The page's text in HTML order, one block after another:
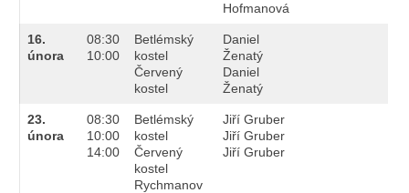
Hofmanová
16.
února
08:30
10:00
Betlémský
kostel
Červený
kostel
Daniel
Ženatý
Daniel
Ženatý
23.
února
08:30
10:00
14:00
Betlémský
kostel
Červený
kostel
Rychmanov
Jiří Gruber
Jiří Gruber
Jiří Gruber